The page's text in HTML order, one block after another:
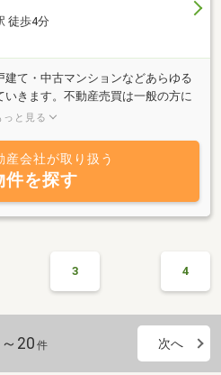
徒歩4分
て・中古マンションなどあらゆる
きます。不動産売買は一般の方に
も多いと思いますが、そういった不
しを提供していきたいと思いま
っと見る
産会社が取り扱う
件を探す
3 4
20 件 次へ